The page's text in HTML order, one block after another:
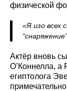
физической
«Я изо всех
Актёр вновь
О’Коннелла, а
египтолога